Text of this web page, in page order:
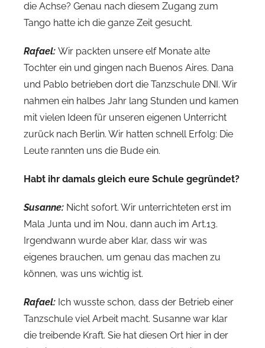
die Achse? Genau nach diesem Zugang zum
Tango hatte ich die ganze Zeit gesucht.
Rafael: Wir packten unsere elf Monate alte
Tochter ein und gingen nach Buenos Aires. Dana
und Pablo betrieben dort die Tanzschule DNI. Wir
nahmen ein halbes Jahr lang Stunden und kamen
mit vielen Ideen für unseren eigenen Unterricht
zurück nach Berlin. Wir hatten schnell Erfolg: Die
Leute rannten uns die Bude ein.
Habt ihr damals gleich eure Schule gegründet?
Susanne: Nicht sofort. Wir unterrichteten erst im
Mala Junta und im Nou, dann auch im Art.13.
Irgendwann wurde aber klar, dass wir was
eigenes brauchen, um genau das machen zu
können, was uns wichtig ist.
Rafael: Ich wusste schon, dass der Betrieb einer
Tanzschule viel Arbeit macht. Susanne war klar
die treibende Kraft. Sie hat diesen Ort hier in der